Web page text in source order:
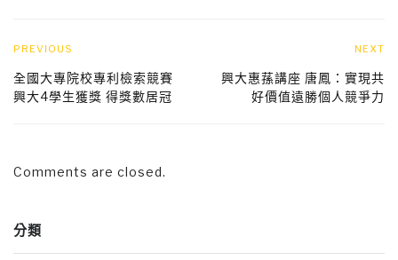
PREVIOUS
全國大專院校專利檢索競賽
興大4學生獲獎 得獎數居冠
NEXT
興大惠蓀講座 唐鳳：實現共
好價值遠勝個人競爭力
Comments are closed.
分類